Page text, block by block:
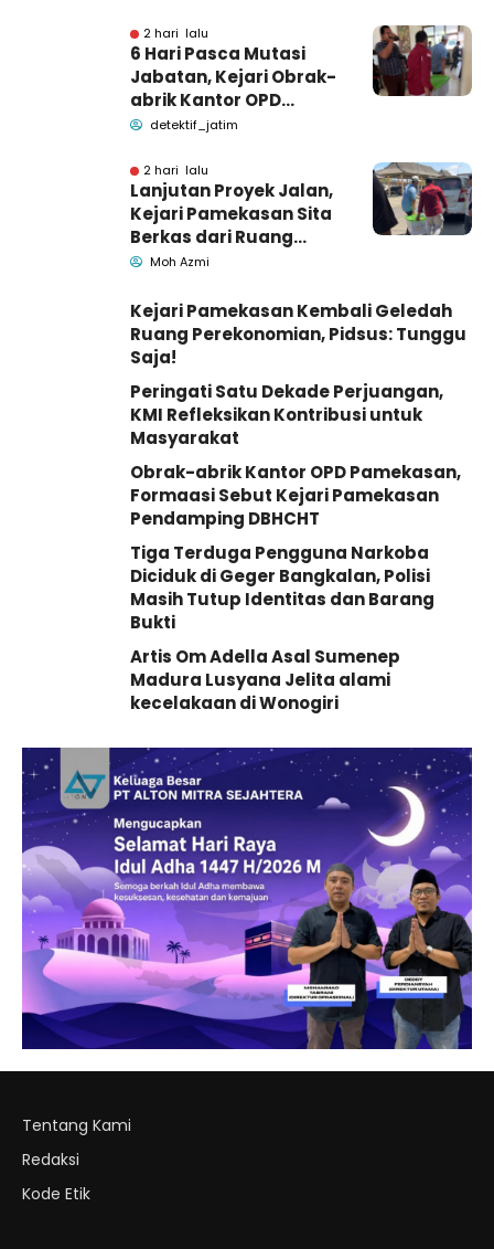
2 hari lalu
6 Hari Pasca Mutasi
Jabatan, Kejari Obrak-
abrik Kantor OPD
Pemkab Pamekasan
detektif_jatim
2 hari lalu
Lanjutan Proyek Jalan,
Kejari Pamekasan Sita
Berkas dari Ruang
Pemkab Pamekasan
Moh Azmi
Kejari Pamekasan Kembali Geledah
Ruang Perekonomian, Pidsus: Tunggu
Saja!
Peringati Satu Dekade Perjuangan,
KMI Refleksikan Kontribusi untuk
Masyarakat
Obrak-abrik Kantor OPD Pamekasan,
Formaasi Sebut Kejari Pamekasan
Pendamping DBHCHT
Tiga Terduga Pengguna Narkoba
Diciduk di Geger Bangkalan, Polisi
Masih Tutup Identitas dan Barang
Bukti
Artis Om Adella Asal Sumenep
Madura Lusyana Jelita alami
kecelakaan di Wonogiri
Tentang Kami
Redaksi
Kode Etik